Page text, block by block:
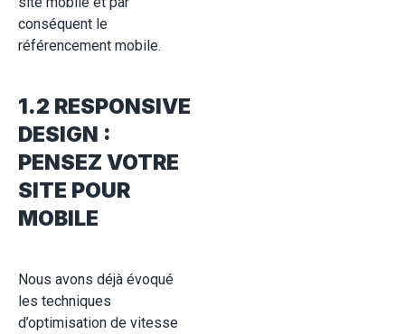
conséquent le
référencement mobile.
1.2 RESPONSIVE
DESIGN :
PENSEZ VOTRE
SITE POUR
MOBILE
Nous avons déjà évoqué
les techniques
d’optimisation de vitesse